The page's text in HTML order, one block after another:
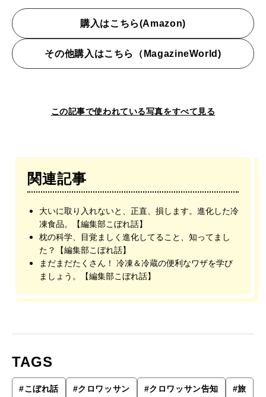
購入はこちら(Amazon)
その他購入はこちら（MagazineWorld)
この記事で使われている写真をすべて見る
関連記事
大いに取り入れないと、正直、損します。進化した冷
凍食品。【編集部こぼれ話】
枕の科学、目覚ましく進化してること、知ってまし
た？【編集部こぼれ話】
まだまだたくさん！ 冷凍＆冷蔵の便利なワザを学び
ましょう。【編集部こぼれ話】
TAGS
#こぼれ話 #クロワッサン #クロワッサン告知 #旅